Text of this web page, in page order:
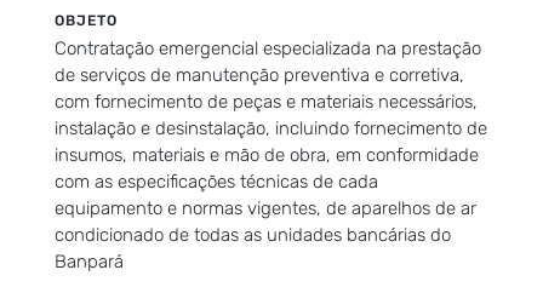
OBJETO
Contratação emergencial especializada na prestação
de serviços de manutenção preventiva e corretiva,
com fornecimento de peças e materiais necessários,
instalação e desinstalação, incluindo fornecimento de
insumos, materiais e mão de obra, em conformidade
com as especificações técnicas de cada
equipamento e normas vigentes, de aparelhos de ar
condicionado de todas as unidades bancárias do
Banpará